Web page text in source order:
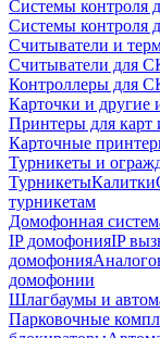
Системы контроля
Системы контроля
Считыватели и
Считыватели для
Контроллеры для
Карточки и другие
Принтеры для карт
Карточные
Турникеты и
ТурникетыКалитки
турникетам
Домофонная
IP домофонияIP
домофония
домофонии
Шлагбаумы и
Парковочные